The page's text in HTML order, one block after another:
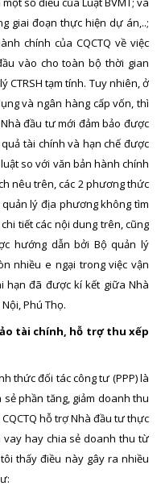
giai đoạn thực hiện dự án,..;
chính của CQCTQ về việc
vào cho toàn bộ thời gian
tạm tính. Tuy nhiên, ở
và ngân hàng cấp vốn, thì
đầu tư mới đảm bảo được
tài chính và hạn chế được
so với văn bản hành chính
nêu trên, các 2 phương thức
lý địa phương không tìm
tiết các nội dung trên, cũng
hướng dẫn bởi Bộ quản lý
nhiều e ngại trong việc vận
hạn đã được kí kết giữa Nhà
Phú Thọ.
tài chính, hỗ trợ thu xếp
thức đối tác công tư (PPP) là
phần tăng, giảm doanh thu
hỗ trợ Nhà đầu tư thực
vay hay chia sẻ doanh thu từ
thấy điều này gây ra nhiều